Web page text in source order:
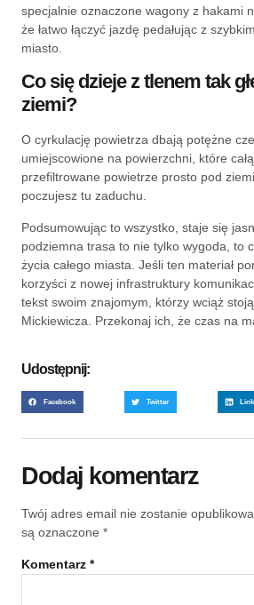
specjalnie oznaczone wagony z hakami
że łatwo łączyć jazdę pedałując z
miasto.
Co się dzieje z tlenem tak
ziemi?
O cyrkulację powietrza dbają potężne
umiejscowione na powierzchni, które
przefiltrowane powietrze prosto pod
poczujesz tu zaduchu.
Podsumowując to wszystko, staje się
podziemna trasa to nie tylko wygoda, to
życia całego miasta. Jeśli ten materiał
korzyści z nowej infrastruktury
tekst swoim znajomym, którzy wciąż
Mickiewicza. Przekonaj ich, że czas na
Udostępnij:
Facebook Twitter
Dodaj komentarz
Twój adres email nie zostanie
są oznaczone *
Komentarz *